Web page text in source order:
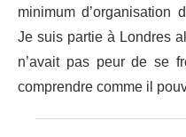
minimum d’organisation
Je suis partie à Londres
n’avait pas peur de se
comprendre comme il